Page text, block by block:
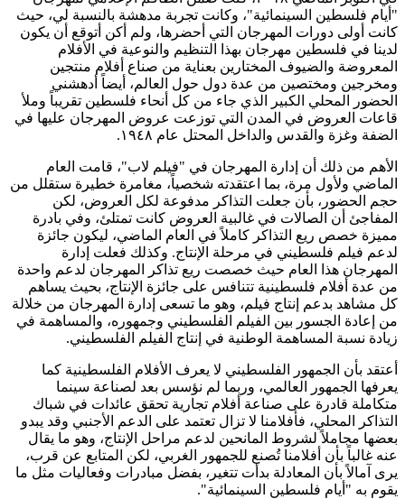
"أيام فلسطين السينمائية"، وكانت تجربة مدهشة بالنسبة لي، حيث
كانت أولى دورات المهرجان التي أحضرها، ولم أكن أتوقع أن يكون
لدينا في فلسطين مهرجان بهذا التنظيم والنوعية في الأفلام
المعروضة والضيوف المختارين بعناية من صناع أفلام منتجين
ومخرجين ومختصين من عدة دول حول العالم، أيضاً أدهشني
الحضور المحلي الكبير الذي جاء من كل أنحاء فلسطين تقريباً وملأ
قاعات العروض في المدن التي توزعت عروض المهرجان عليها في
الضفة وغزة والقدس والداخل المحتل عام ١٩٤٨.
الأهم من ذلك أن إدارة المهرجان في "فيلم لاب"، قامت العام
الماضي ولأول مرة، بما اعتقدته شخصياً، مغامرة خطيرة ستقلل من
حجم الحضور، بأن جعلت التذاكر مدفوعة لكل العروض، لكن
المفاجئ أن الصالات في غالبية العروض كانت تمتلئ، وفي بادرة
مميزة خصص ريع التذاكر كاملاً في العام الماضي، ليكون جائزة
لدعم فيلم فلسطيني في مرحلة الإنتاج. وكذلك فعلت إدارة
المهرجان هذا العام حيث خصصت ريع تذاكر المهرجان لدعم واحدة
من عدة أفلام فلسطينية تتنافس على جائزة الإنتاج، بحيث يساهم
كل مشاهد بدعم إنتاج فيلم، وهو ما تسعى إدارة المهرجان من خلالة
من إعادة الجسور بين الفيلم الفلسطيني وجمهوره، والمساهمة في
زيادة نسبة المساهمة الوطنية في إنتاج الفيلم الفلسطيني.
أعتقد بأن الجمهور الفلسطيني لا يعرف الأفلام الفلسطينية كما
يعرفها الجمهور العالمي، وربما لم نؤسس بعد لصناعة سينما
متكاملة قادرة على صناعة أفلام تجارية تحقق عائدات في شباك
التذاكر المحلي، فأفلامنا لا تزال تعتمد على الدعم الأجنبي وقد يبدو
بعضها مجاملاً لشروط المانحين لدعم مراحل الإنتاج، وهو ما يقال
عنه غالباً بأن أفلامنا تُصنع للجمهور الغربي، لكن المتابع عن قرب،
يرى آمالاً بأن المعادلة بدأت تتغير، بفضل مبادرات وفعاليات مثل ما
يقوم به "أيام فلسطين السينمائية".